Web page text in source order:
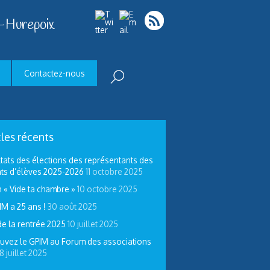
Hurepoix
Contactez-nous
récents
des élections des représentants des
d’élèves 2025-2026 11 octobre 2025
« Vide ta chambre » 10 octobre 2025
a 25 ans ! 30 août 2025
la rentrée 2025 10 juillet 2025
le GPIM au Forum des associations
8 juillet 2025